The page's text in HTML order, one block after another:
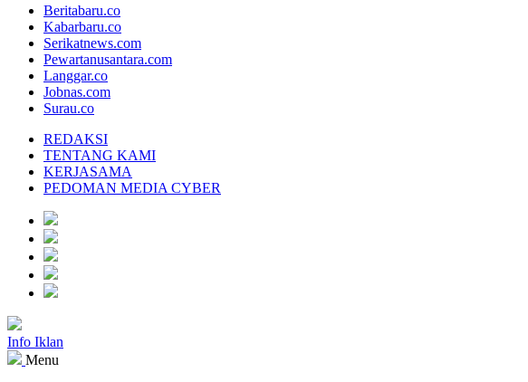
Beritabaru.co
Kabarbaru.co
Serikatnews.com
Pewartanusantara.com
Langgar.co
Jobnas.com
Surau.co
REDAKSI
TENTANG KAMI
KERJASAMA
PEDOMAN MEDIA CYBER
Info Iklan
Menu